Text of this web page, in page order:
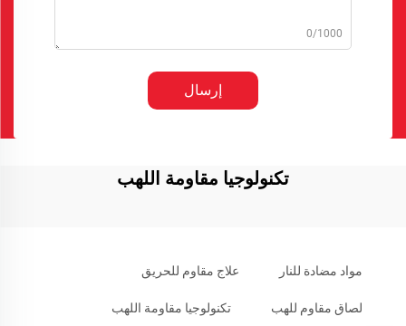
0/1000
إرسال
تكنولوجيا مقاومة اللهب
مواد مضادة للنار علاج مقاوم للحريق
لصاق مقاوم للهب تكنولوجيا مقاومة اللهب